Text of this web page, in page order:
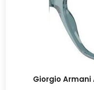
Giorgio Armani